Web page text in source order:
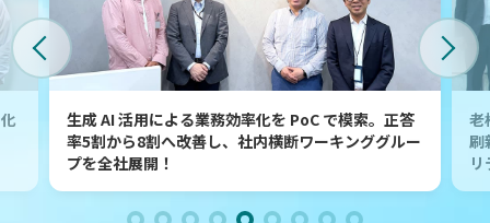
生成 AI 活用による業務効率化を PoC で模索。正答
率5割から8割へ改善し、社内横断ワーキンググルー
プを全社展開！
老
刷